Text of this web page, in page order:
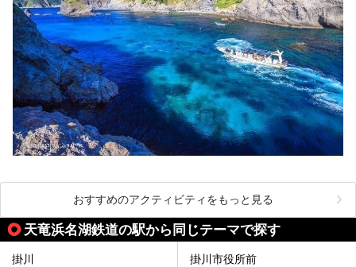
おすすめのアクティビティをもっと見る
天竜浜名湖鉄道の駅から同じテーマで探す
掛川 掛川市役所前